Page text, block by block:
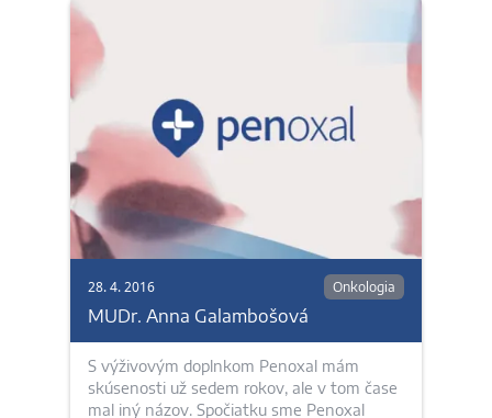
28. 4. 2016 Onkologia
MUDr. Anna Galambošová
S výživovým doplnkom Penoxal mám
skúsenosti už sedem rokov, ale v tom čase
mal iný názov. Spočiatku sme Penoxal